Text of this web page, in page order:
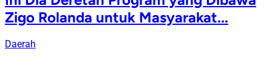
Zigo Rolanda untuk Masyarakat...
Daerah